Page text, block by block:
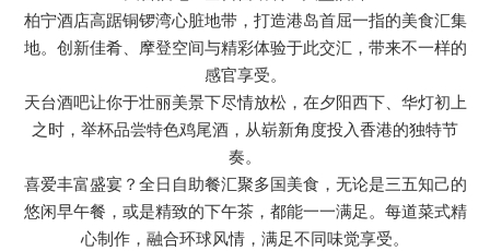
柏宁酒店高踞铜锣湾心脏地带，打造港岛首屈一指的美食汇集
地。创新佳肴、摩登空间与精彩体验于此交汇，带来不一样的
感官享受。
天台酒吧让你于壮丽美景下尽情放松，在夕阳西下、华灯初上
之时，举杯品尝特色鸡尾酒，从崭新角度投入香港的独特节
奏。
喜爱丰富盛宴？全日自助餐汇聚多国美食，无论是三五知己的
悠闲早午餐，或是精致的下午茶，都能一一满足。每道菜式精
心制作，融合环球风情，满足不同味觉享受。